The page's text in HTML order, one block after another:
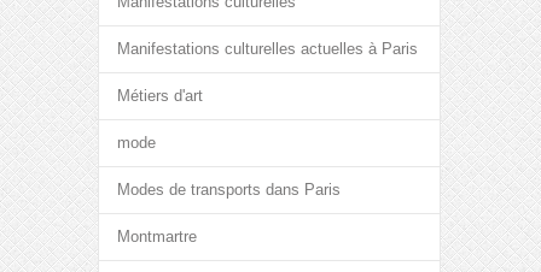
Manifestations culturelles actuelles à Paris
Métiers d'art
mode
Modes de transports dans Paris
Montmartre